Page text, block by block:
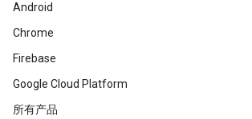
Android
Chrome
Firebase
Google Cloud Platform
所有产品